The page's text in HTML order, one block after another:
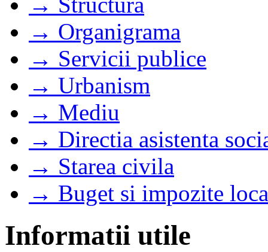
→ Organigrama
→ Servicii publice
→ Urbanism
→ Mediu
→ Directia asistenta
→ Starea civila
→ Buget si impozite
Informatii utile